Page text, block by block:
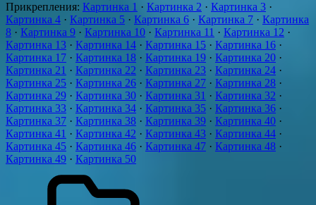
Прикрепления: Картинка 1 · Картинка 2 · Картинка 3 ·
Картинка 4 · Картинка 5 · Картинка 6 · Картинка 7 · Картинка
8 · Картинка 9 · Картинка 10 · Картинка 11 · Картинка 12 ·
Картинка 13 · Картинка 14 · Картинка 15 · Картинка 16 ·
Картинка 17 · Картинка 18 · Картинка 19 · Картинка 20 ·
Картинка 21 · Картинка 22 · Картинка 23 · Картинка 24 ·
Картинка 25 · Картинка 26 · Картинка 27 · Картинка 28 ·
Картинка 29 · Картинка 30 · Картинка 31 · Картинка 32 ·
Картинка 33 · Картинка 34 · Картинка 35 · Картинка 36 ·
Картинка 37 · Картинка 38 · Картинка 39 · Картинка 40 ·
Картинка 41 · Картинка 42 · Картинка 43 · Картинка 44 ·
Картинка 45 · Картинка 46 · Картинка 47 · Картинка 48 ·
Картинка 49 · Картинка 50